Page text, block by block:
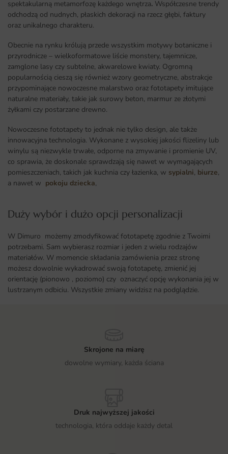
spektakularną metamorfozę każdego wnętrza. Współczesne trendy
odchodzą od nudnych, płaskich dekoracji na rzecz głębi, faktury
oraz unikalnego charakteru.
Obecnie na rynku królują przede wszystkim motywy botaniczne i
przyrodnicze – wielkoformatowe liście monstery, tajemnicze,
zamglone lasy czy subtelne, akwarelowe kwiaty. Ogromną
popularnością cieszą się również wzory geometryczne, abstrakcje
przypominające nowoczesne malarstwo oraz fototapety imitujące
naturalne materiały, takie jak surowy beton, marmur ze złotymi
żyłkami czy postarzane drewno.
Nowoczesne fototapety to jednak nie tylko design, ale także
innowacyjna technologia. Wykonane z wysokiej jakości flizeliny lub
winylu są niezwykle trwałe, odporne na zmywanie i promienie UV,
co sprawia, że doskonale sprawdzają się nawet w wymagających
pomieszczeniach, takich jak kuchnia czy łazienka, w sypialni, biurze,
a nawet w pokoju dziecka,
Duży wybór i dużo opcji personalizacji ​
W Dimuro możemy zmodyfikować fototapetę zgodnie z Twoimi
potrzebami. Sam wybierasz rozmiar i jeden z wielu rodzajów
materiałów. W momencie składania zamówienia przez stronę
możesz dowolnie wykadrować swoją fototapetę, zmienić jej
orientację (pionowo , poziomo) czy oznaczyć opcję wykonania jej w
lustrzanym odbiciu. Wszystkie zmiany widzisz na podglądzie.
Skrojone na miarę
dowolne wymiary, każda ściana
Druk najwyższej jakości
technologia, która oddaje każdy detal